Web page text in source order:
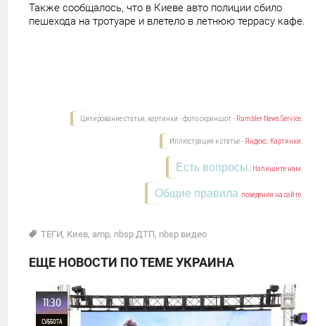
Также сообщалось, что в Киеве авто полиции сбило
пешехода на тротуаре и влетело в летнюю террасу кафе.
Цитирование статьи, картинки - фото скриншот - Rambler News Service.
Иллюстрация к статье - Яндекс. Картинки.
Есть вопросы. Напишите нам.
Общие правила поведения на сайте.
ТЕГИ, Киев, amp, nbsp ДТП, nbsp видео
ЕЩЕ НОВОСТИ ПО ТЕМЕ УКРАИНА
11:30
СУББОТА